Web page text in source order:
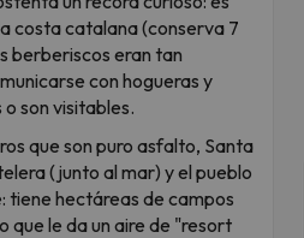
costa catalana (conserva 7
berberiscos eran tan
con hogueras y
son visitables.
que son puro asfalto, Santa
(junto al mar) y el pueblo
tiene hectáreas de campos
que le da un aire de "resort